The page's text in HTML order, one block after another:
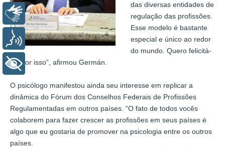
das diversas entidades de
regulação das profissões.
Esse modelo é bastante
especial e único ao redor
do mundo. Quero felicitá-
los por isso”, afirmou Germán.
O psicólogo manifestou ainda seu interesse em replicar a
dinâmica do Fórum dos Conselhos Federais de Profissões
Regulamentadas em outros países. “O fato de todos vocês
colaborem para fazer crescer as profissões em seus países é
algo que eu gostaria de promover na psicologia entre os outros
países.
Libras
Voz
+ Acessibilidade